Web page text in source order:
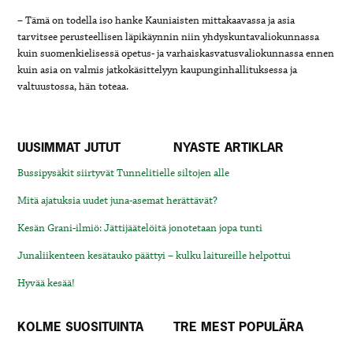
– Tämä on todella iso hanke Kauniaisten mittakaavassa ja asia
tarvitsee perusteellisen läpikäynnin niin yhdyskuntavaliokunnassa
kuin suomenkielisessä opetus- ja varhaiskasvatusvaliokunnassa ennen
kuin asia on valmis jatkokäsittelyyn kaupunginhallituksessa ja
valtuustossa, hän toteaa.
UUSIMMAT JUTUT NYASTE ARTIKLAR
Bussipysäkit siirtyvät Tunnelitielle siltojen alle
Mitä ajatuksia uudet juna-asemat herättävät?
Kesän Grani-ilmiö: Jättijäätelöitä jonotetaan jopa tunti
Junaliikenteen kesätauko päättyi – kulku laitureille helpottui
Hyvää kesää!
KOLME SUOSITUINTA TRE MEST POPULÄRA